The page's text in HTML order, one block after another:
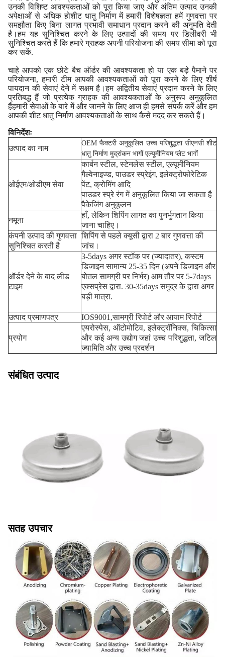
उनकी विशिष्ट आवश्यकताओं को पूरा किया जाए और अंतिम उत्पाद उनकी
अपेक्षाओं से अधिक होशीट धातु निर्माण में हमारी विशेषज्ञता हमें गुणवत्ता पर
समझौता किए बिना लागत प्रभावी समाधान प्रदान करने की अनुमति देती
है।हम यह सुनिश्चित करने के लिए उत्पादों की समय पर डिलीवरी भी
सुनिश्चित करते हैं कि हमारे ग्राहक अपनी परियोजना की समय सीमा को पूरा
कर सकें.
चाहे आपको एक छोटे बैच ऑर्डर की आवश्यकता हो या एक बड़े पैमाने पर
परियोजना, हमारी टीम आपकी आवश्यकताओं को पूरा करने के लिए शीर्ष
पायदान की सेवाएं देने में सक्षम है।हम अद्वितीय सेवाएं प्रदान करने के लिए
प्रतिबद्ध हैं जो प्रत्येक ग्राहक की आवश्यकताओं के अनुरूप अनुकूलित
हैंहमारी सेवाओं के बारे में और जानने के लिए आज ही हमसे संपर्क करें और हम
आपकी शीट धातु निर्माण आवश्यकताओं के साथ कैसे मदद कर सकते हैं।
विनिर्देशः
उत्पाद का नाम
OEM फैक्टरी अनुकूलित उच्च परिशुद्धता सीएनसी शीट
धातु निर्माण मुद्रांकन भागों एल्यूमीनियम प्लेट भागों
ओईएम/ओडीएम सेवा
कार्बन स्टील, स्टेनलेस स्टील, एल्यूमीनियम
गैल्वेनाइज्ड, पाउडर स्प्रेइंग, इलेक्ट्रोफोरेटिक
पेंट, क्रोमिंग आदि
पाउडर स्प्रे रंग में अनुकूलित किया जा सकता है
पैकेजिंग अनुकूलन
नमूना
हाँ, लेकिन शिपिंग लागत का पुनर्भुगतान किया
जाना चाहिए।
कंपनी उत्पाद की गुणवत्ता
सुनिश्चित करती है
शिपिंग से पहले क्यूसी द्वारा 2 बार गुणवत्ता की
जांच।
ऑर्डर देने के बाद लीड
टाइम
3-5days अगर स्टॉक पर (ज्यादातर), कस्टम
डिजाइन सामान्य 25-35 दिन (अपने डिजाइन और
बोतल सामग्री पर निर्भर) आम तौर पर 5-7days
एक्सप्रेस द्वारा. 30-35days समुद्र के द्वारा अगर
बड़ी मात्रा.
उत्पाद प्रमाणपत्र IOS9001,सामग्री रिपोर्ट और आयाम रिपोर्ट
प्रयोग
एयरोस्पेस, ऑटोमोटिव, इलेक्ट्रॉनिक्स, चिकित्सा
और कई अन्य उद्योग जहां उच्च परिशुद्धता, जटिल
ज्यामिति और उच्च प्रदर्शन
संबंधित उत्पाद
सतह उपचार